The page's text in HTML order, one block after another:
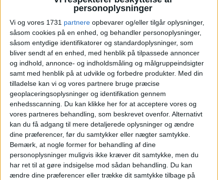
personoplysninger
Vi og vores 1731 partnere opbevarer og/eller tilgår oplysninger,
såsom cookies på en enhed, og behandler personoplysninger,
såsom entydige identifikatorer og standardoplysninger, som
bliver sendt af en enhed, med henblik på tilpassede annoncer
og indhold, annonce- og indholdsmåling og målgruppeindsigter
samt med henblik på at udvikle og forbedre produkter. Med din
tilladelse kan vi og vores partnere bruge præcise
geoplaceringsoplysninger og identifikation gennem
enhedsscanning. Du kan klikke her for at acceptere vores og
vores partneres behandling, som beskrevet ovenfor. Alternativt
kan du få adgang til mere detaljerede oplysninger og ændre
dine præferencer, før du samtykker eller nægter samtykke.
Bemærk, at nogle former for behandling af dine
personoplysninger muligvis ikke kræver dit samtykke, men du
har ret til at gøre indsigelse mod sådan behandling. Du kan
ændre dine præferencer eller trække dit samtykke tilbage på
Lufthansas nye uniformer:
Mode møder tradition
Lufthansa og BOSS samarbejder om moderne
uniformer, der forener stil og funktionalitet.
ANNONCE
ANNONCE
ANNONCE